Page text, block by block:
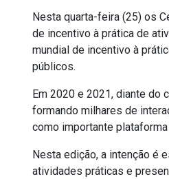
Nesta quarta-feira (25) os
de incentivo à prática de
mundial de incentivo à
públicos.
Em 2020 e 2021, diante do
formando milhares de
como importante
Nesta edição, a intenção é
atividades práticas e